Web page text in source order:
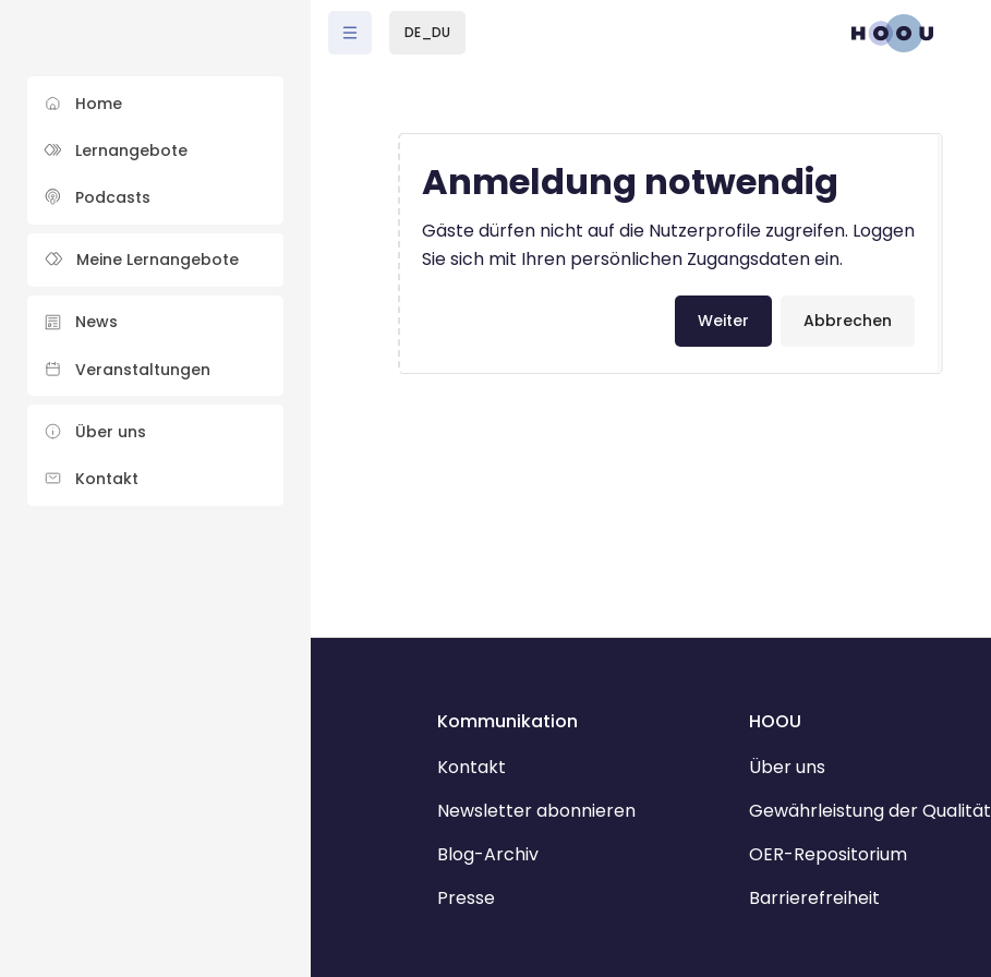
Home
Lernangebote
Podcasts
Meine Lernangebote
News
Veranstaltungen
Über uns
Kontakt
DE_DU
Anmeldung notwendig
Gäste dürfen nicht auf die Nutzerprofile zugreifen. Loggen
Sie sich mit Ihren persönlichen Zugangsdaten ein.
Abbrechen
Weiter
Kommunikation
Kontakt
Newsletter abonnieren
Blog-Archiv
Presse
HOOU
Über uns
Gewährleistung der Qualität
OER-Repositorium
Barrierefreiheit